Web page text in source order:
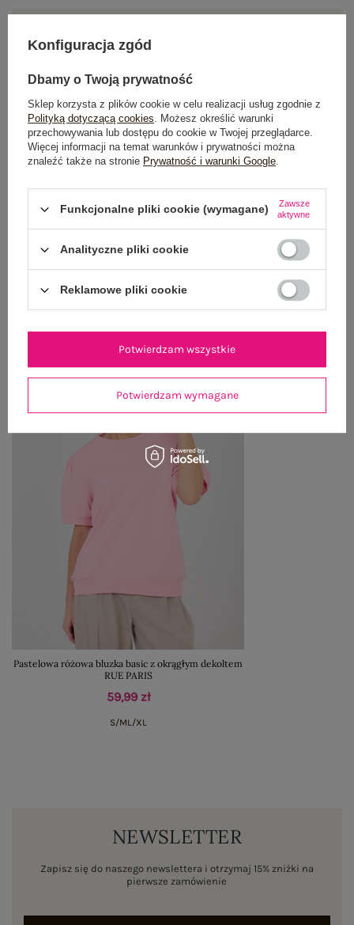
OPIS PRODUKTU
GŁÓWNE PARAMETRY
WYSYŁKA I DOSTAWA
ZWROTY I REKLAMACJE
PRODUKTY ZE STYLIZACJI
Pastelowa różowa bluzka basic z okrągłym dekoltem
RUE PARIS
59,99 zł
S/ML/XL
NEWSLETTER
Zapisz się do naszego newslettera i otrzymaj 15% zniżki na
pierwsze zamówienie
Konfiguracja zgód
Dbamy o Twoją prywatność
Sklep korzysta z plików cookie w celu realizacji usług zgodnie z
Polityką dotyczącą cookies. Możesz określić warunki
przechowywania lub dostępu do cookie w Twojej przeglądarce.
Więcej informacji na temat warunków i prywatności można
znaleźć także na stronie Prywatność i warunki Google.
Funkcjonalne pliki cookie (wymagane)
Zawsze
aktywne
Analityczne pliki cookie
Reklamowe pliki cookie
Potwierdzam wymagane
Potwierdzam wszystkie